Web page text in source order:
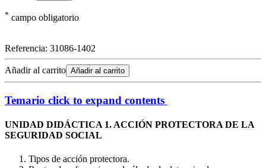
* campo obligatorio
Referencia: 31086-1402
Añadir al carrito Añadir al carrito
Temario click to expand contents
UNIDAD DIDÁCTICA 1. ACCIÓN PROTECTORA DE LA
SEGURIDAD SOCIAL
Tipos de acción protectora.